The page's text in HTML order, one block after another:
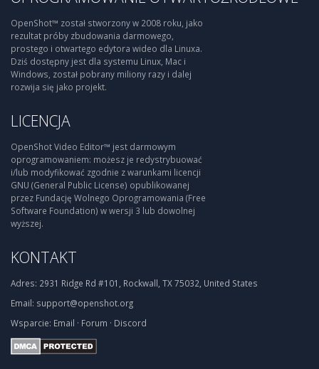
OpenShot™ został stworzony w 2008 roku, jako
rezultat próby zbudowania darmowego,
prostego i otwartego edytora wideo dla Linuxa.
Dziś dostępny jest dla systemu Linux, Mac i
Windows, został pobrany miliony razy i dalej
rozwija się jako projekt.
LICENCJA
OpenShot Video Editor™ jest darmowym
oprogramowaniem: możesz je redystrybuować
i/lub modyfikować zgodnie z warunkami licencji
GNU (General Public License) opublikowanej
przez Fundację Wolnego Oprogramowania (Free
Software Foundation) w wersji 3 lub dowolnej
wyższej.
KONTAKT
Adres: 2931 Ridge Rd #101, Rockwall, TX 75032, United States
Email: support@openshot.org
Wsparcie: Email · Forum · Discord